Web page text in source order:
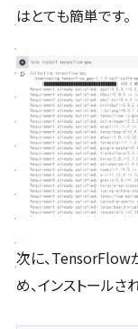
はとても簡単です。
次に、TensorFlow
め、インストールさ